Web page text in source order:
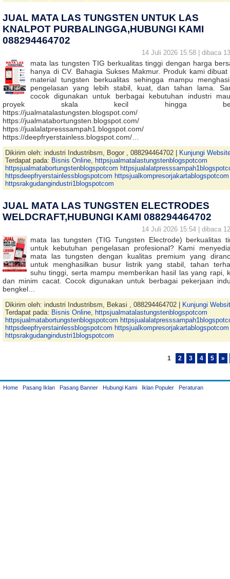
JUAL MATA LAS TUNGSTEN UNTUK LAS
KNALPOT PURBALINGGA,HUBUNGI KAMI
088294464702
14 Juli 2026 15:58 | dibaca
mata las tungsten TIG berkualitas tinggi dengan harga
hanya di CV. Bahagia Sukses Makmur. Produk kami dibuat
material tungsten berkualitas sehingga mampu
pengelasan yang lebih stabil, kuat, dan tahan lama.
cocok digunakan untuk berbagai kebutuhan industri
proyek skala kecil hingga
https://jualmatalastungsten.blogspot.com/
https://jualmatabortungsten.blogspot.com/
https://jualalatpresssampah1.blogspot.com/
https://deepfryerstainless.blogspot.com/…
Dikirim oleh: industri Industribsm, Bogor , 088294464702 |
Kunjungi
Terdapat pada: Bisnis Online, httpsjualmatalastungstenblogspotcom
httpsjualmatabortungstenblogspotcom
httpsdeepfryerstainlessblogspotcom httpsjualkompresorjakartablogspotcom
httpsrakgudangindustri1blogspotcom
JUAL MATA LAS TUNGSTEN ELECTRODES
WELDCRAFT,HUBUNGI KAMI 088294464702
14 Juli 2026 15:54 | dibaca
mata las tungsten (TIG Tungsten Electrode) berkualitas
untuk kebutuhan pengelasan profesional? Kami
mata las tungsten dengan kualitas premium yang
untuk menghasilkan busur listrik yang stabil, tahan
suhu tinggi, serta mampu memberikan hasil las yang rapi,
dan minim cacat. Cocok digunakan untuk berbagai pekerjaan
bengkel…
Dikirim oleh: industri Industribsm, Bekasi , 088294464702 |
Kunjungi
Terdapat pada: Bisnis Online, httpsjualmatalastungstenblogspotcom
httpsjualmatabortungstenblogspotcom
httpsdeepfryerstainlessblogspotcom httpsjualkompresorjakartablogspotcom
httpsrakgudangindustri1blogspotcom
1 2 3 4 5 »
Home Pasang Iklan Pasang Banner Hubungi Kami Iklan Populer Peraturan